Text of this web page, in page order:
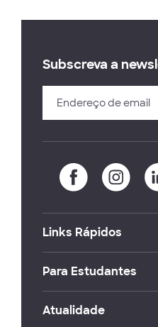
Subscreva a
Links Rápidos
Para Estudantes
Atualidade